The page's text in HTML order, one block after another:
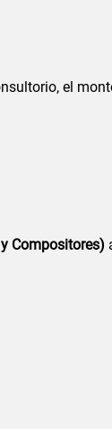
el
Compositores)